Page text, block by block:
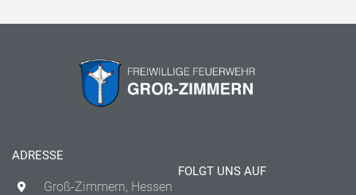
ADRESSE
Groß-Zimmern, Hessen
FOLGT UNS AUF